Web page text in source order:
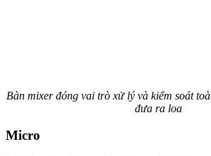
Bàn mixer đóng vai trò xử lý và kiểm soát
đưa ra loa
Micro